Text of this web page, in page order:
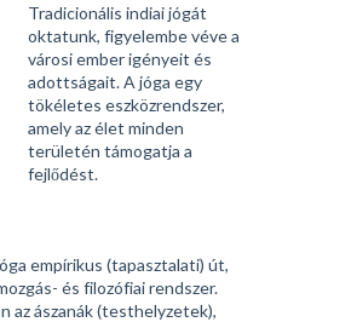
Tradicionális indiai jógát
oktatunk, figyelembe véve a
városi ember igényeit és
adottságait. A jóga egy
tökéletes eszközrendszer,
amely az élet minden
területén támogatja a
fejlődést.
empírikus (tapasztalati) út,
és filozófiai rendszer.
az ászanák (testhelyzetek),